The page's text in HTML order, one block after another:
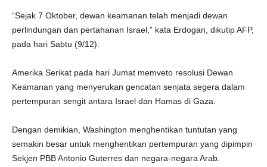
“Sejak 7 Oktober, dewan keamanan telah menjadi dewan
perlindungan dan pertahanan Israel,” kata Erdogan, dikutip AFP,
pada hari Sabtu (9/12).
Amerika Serikat pada hari Jumat memveto resolusi Dewan
Keamanan yang menyerukan gencatan senjata segera dalam
pertempuran sengit antara Israel dan Hamas di Gaza.
Dengan demikian, Washington menghentikan tuntutan yang
semakin besar untuk menghentikan pertempuran yang dipimpin
Sekjen PBB Antonio Guterres dan negara-negara Arab.